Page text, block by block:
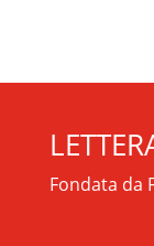
Fondata da